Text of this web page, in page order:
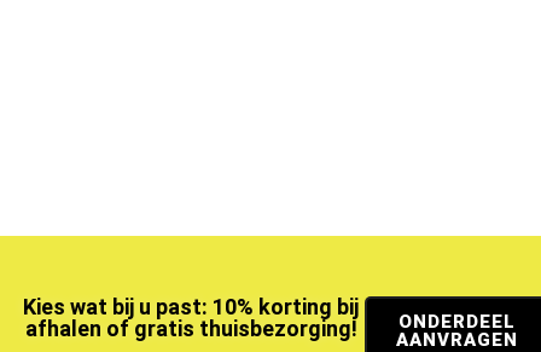
Kies wat bij u past: 10% korting bij
afhalen of gratis thuisbezorging!
ONDERDEEL
AANVRAGEN